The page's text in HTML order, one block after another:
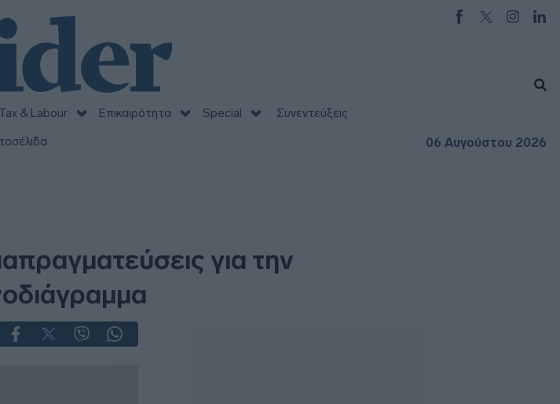
Tax & Labour Επικαιρότητα Special
Συνεντεύξεις
06 Αυγούστου 2026
για την